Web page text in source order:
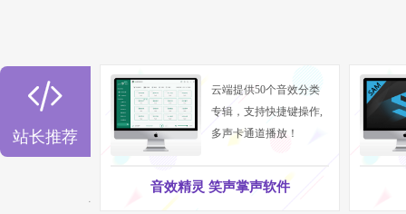

站长推荐
云端提供50个音效分类
专辑，支持快捷键操作,
多声卡通道播放！
音效精灵 笑声掌声软件